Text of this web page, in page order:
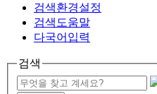
검색환경설정
검색도움말
다국어입력
검색